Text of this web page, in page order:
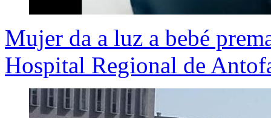
Mujer da a luz a bebé
Hospital Regional de